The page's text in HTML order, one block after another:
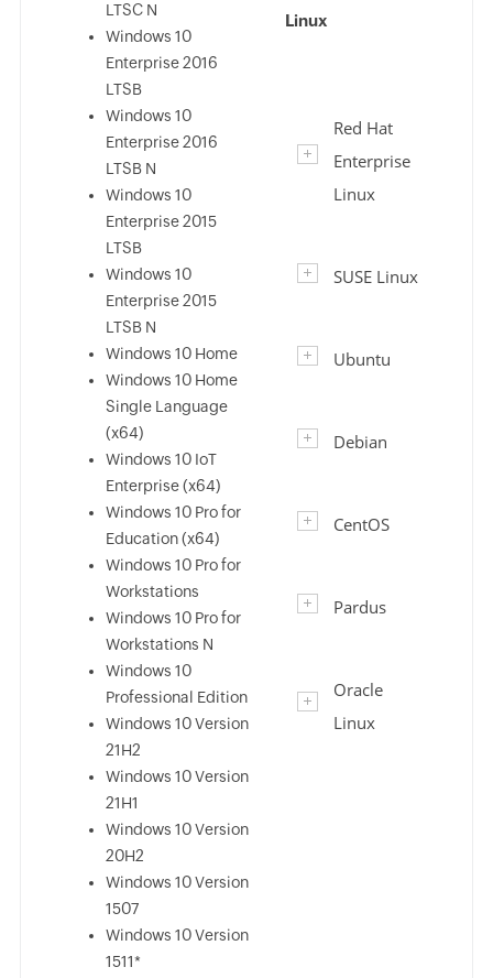
LTSC N
Windows 10
Enterprise 2016
LTSB
Windows 10
Enterprise 2016
LTSB N
Windows 10
Enterprise 2015
LTSB
Windows 10
Enterprise 2015
LTSB N
Windows 10 Home
Windows 10 Home
Single Language
(x64)
Windows 10 IoT
Enterprise (x64)
Windows 10 Pro for
Education (x64)
Windows 10 Pro for
Workstations
Windows 10 Pro for
Workstations N
Windows 10
Professional Edition
Windows 10 Version
21H2
Windows 10 Version
21H1
Windows 10 Version
20H2
Windows 10 Version
1507
Windows 10 Version
1511*
Linux
Red Hat
Enterprise
Linux
SUSE Linux
Ubuntu
Debian
CentOS
Pardus
Oracle
Linux